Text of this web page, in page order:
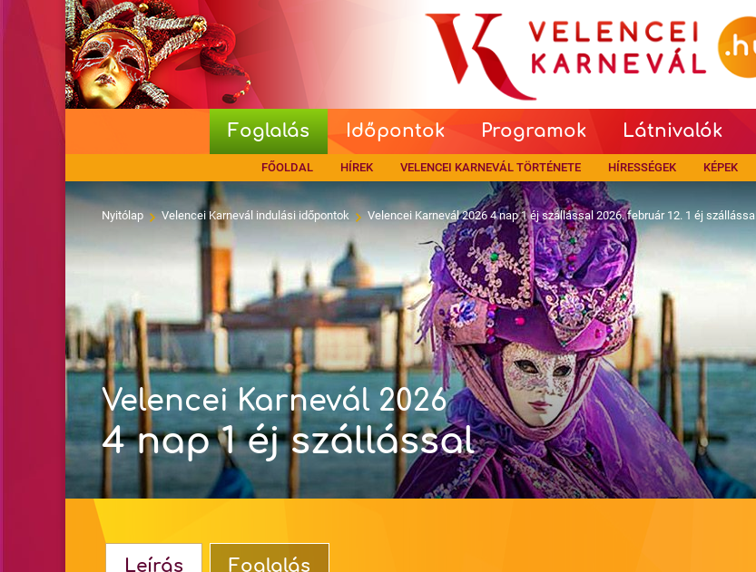
Foglalás Időpontok Programok Látnivalók
FŐOLDAL HÍREK VELENCEI KARNEVÁL TÖRTÉNETE HÍRESSÉGEK KÉPEK
Nyitólap Velencei Karnevál indulási időpontok Velencei Karnevál 2026 4 nap 1 éj szállással 2026. február 12. 1 éj szállással
Velencei Karnevál 2026
4 nap 1 éj szállással
Leírás Foglalás